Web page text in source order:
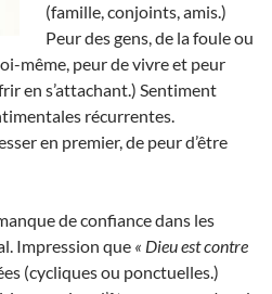
(famille, conjoints, amis.)
Peur des gens, de la foule ou
même, peur de vivre et peur
en s’attachant.) Sentiment
récurrentes.
en premier, de peur d’être
de confiance dans les
Impression que « Dieu est contre
(cycliques ou ponctuelles.)